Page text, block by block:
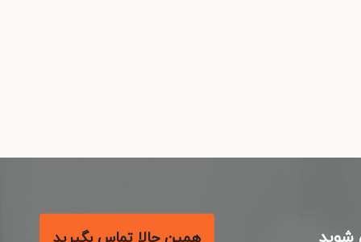
همین حالا تماس بگیرید